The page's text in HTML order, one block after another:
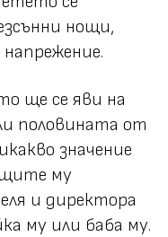
нощи,
ще се яви на
половината от
значение
му
и директора
му или баба му.